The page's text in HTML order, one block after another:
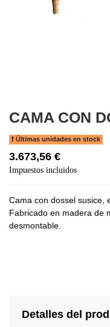
CAMA CON
Últimas unidades en stock
3.673,56 €
Impuestos incluidos
Cama con dossel susice,
Fabricado en madera de
desmontable.
Detalles del